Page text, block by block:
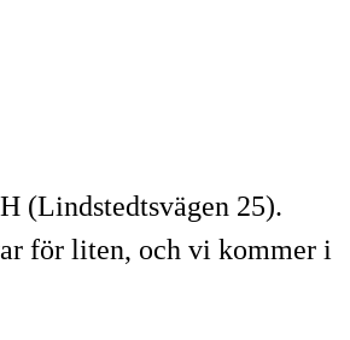
(Lindstedtsvägen 25).
för liten, och vi kommer i